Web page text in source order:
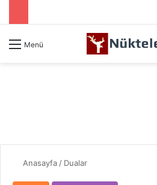
Menü
Anasayfa / Dualar